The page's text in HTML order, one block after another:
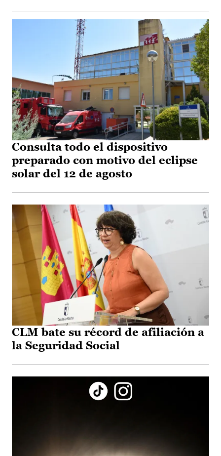
Consulta todo el dispositivo
preparado con motivo del eclipse
solar del 12 de agosto
CLM bate su récord de afiliación a
la Seguridad Social